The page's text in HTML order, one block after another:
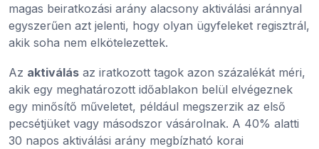
magas beiratkozási arány alacsony aktiválási aránnyal
egyszerűen azt jelenti, hogy olyan ügyfeleket regisztrál,
akik soha nem elkötelezettek.
Az aktiválás az iratkozott tagok azon százalékát méri,
akik egy meghatározott időablakon belül elvégeznek
egy minősítő műveletet, például megszerzik az első
pecsétjüket vagy másodszor vásárolnak. A 40% alatti
30 napos aktiválási arány megbízható korai